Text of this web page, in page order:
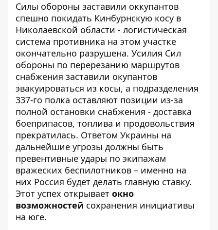
Силы обороны заставили оккупантов
спешно покидать Кинбурнскую косу в
Николаевской области - логистическая
система противника на этом участке
окончательно разрушена. Усилия Сил
обороны по перерезанию маршрутов
снабжения заставили окупантов
эвакуироваться из косы, а подразделения
337-го полка оставляют позиции из-за
полной остановки снабжения - доставка
боеприпасов, топлива и продовольствия
прекратилась. Ответом Украины на
дальнейшие угрозы должны быть
превентивные удары по экипажам
вражеских беспилотников – именно на
них Россия будет делать главную ставку.
Этот успех открывает окно
возможностей сохранения инициативы
на юге.